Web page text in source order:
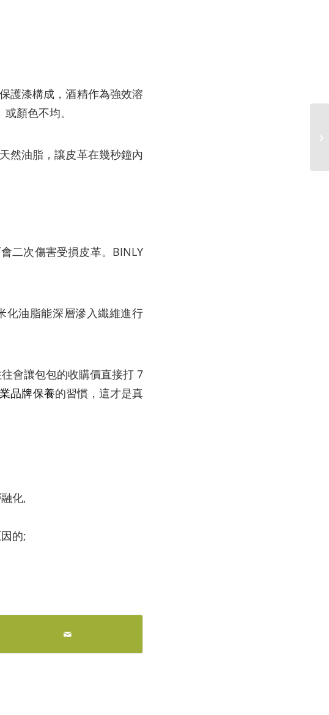
護漆構成，酒精作為強效溶
顏色不均。
然油脂，讓皮革在幾秒鐘內
二次傷害受損皮革。BINLY
化油脂能深層滲入纖維進行
會讓包包的收購價直接打 7
品牌保養的習慣，這才是真
化,
的;